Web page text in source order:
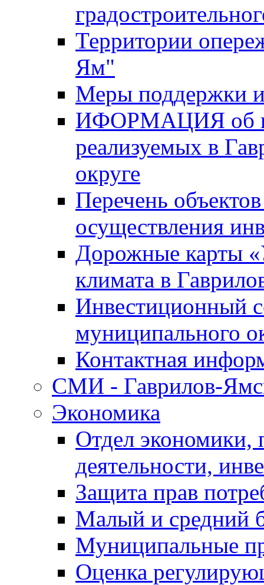
Территории
Ям"
Меры поддержки
ИФОРМАЦИЯ об
реализуемых в
округе
Перечень
осуществления
Дорожные карты
климата в
Инвестиционный
муниципального
Контактная
СМИ - Гаврилов-
Экономика
Отдел экономики,
деятельности,
Защита прав
Малый и средний
Муниципальные
Оценка